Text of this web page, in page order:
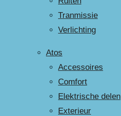
Tranmissie
Verlichting
Atos
Accessoires
Comfort
Elektrische delen
Exterieur